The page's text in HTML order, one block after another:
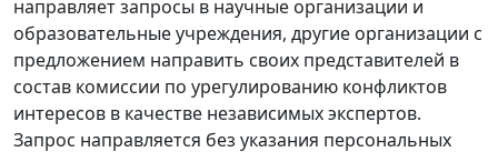
направляет запросы в научные организации и
образовательные учреждения, другие организации с
предложением направить своих представителей в
состав комиссии по урегулированию конфликтов
интересов в качестве независимых экспертов.
Запрос направляется без указания персональных